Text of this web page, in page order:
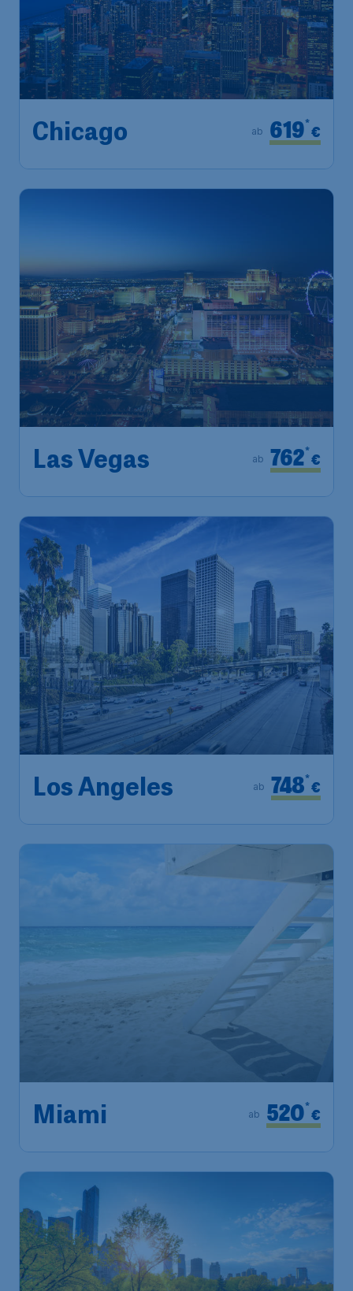
Chicago €
619*
ab
Las Vegas €
762*
ab
Los Angeles €
748*
ab
Miami €
520*
ab